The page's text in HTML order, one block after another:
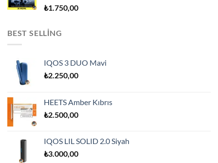
₺1.750,00
BEST SELLING
IQOS 3 DUO Mavi
₺2.250,00
HEETS Amber Kıbrıs
₺2.500,00
IQOS LIL SOLID 2.0 Siyah
₺3.000,00